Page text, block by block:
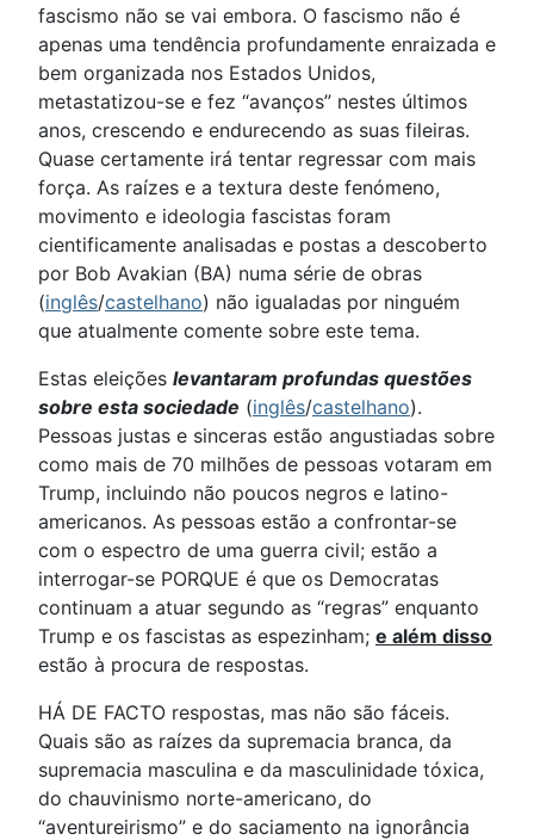
fascismo não se vai embora. O fascismo não é
apenas uma tendência profundamente enraizada e
bem organizada nos Estados Unidos,
metastatizou-se e fez “avanços” nestes últimos
anos, crescendo e endurecendo as suas fileiras.
Quase certamente irá tentar regressar com mais
força. As raízes e a textura deste fenómeno,
movimento e ideologia fascistas foram
cientificamente analisadas e postas a descoberto
por Bob Avakian (BA) numa série de obras
(inglês/castelhano) não igualadas por ninguém
que atualmente comente sobre este tema.
Estas eleições levantaram profundas questões
sobre esta sociedade (inglês/castelhano).
Pessoas justas e sinceras estão angustiadas sobre
como mais de 70 milhões de pessoas votaram em
Trump, incluindo não poucos negros e latino-
americanos. As pessoas estão a confrontar-se
com o espectro de uma guerra civil; estão a
interrogar-se PORQUE é que os Democratas
continuam a atuar segundo as “regras” enquanto
Trump e os fascistas as espezinham; e além disso
estão à procura de respostas.
HÁ DE FACTO respostas, mas não são fáceis.
Quais são as raízes da supremacia branca, da
supremacia masculina e da masculinidade tóxica,
do chauvinismo norte-americano, do
“aventureirismo” e do saciamento na ignorância